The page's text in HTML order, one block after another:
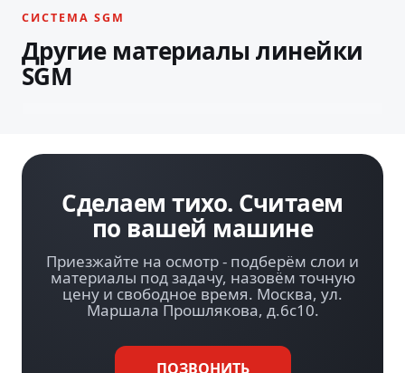
СИСТЕМА SGM
Другие материалы линейки
SGM
В
ио
л
о
н
В
ЭЛ
O
n
y
x
Q
u
a
n
t
um
B
a
r
r
i
e
r
L
a
z
u
re
Р
-
Т
о н
A
i
r
U
l
t
i
ma
S
G
M
B
a
se
Сделаем тихо. Считаем
по вашей машине
Приезжайте на осмотр - подберём слои и
материалы под задачу, назовём точную
цену и свободное время. Москва, ул.
Маршала Прошлякова, д.6с10.
ПОЗВОНИТЬ